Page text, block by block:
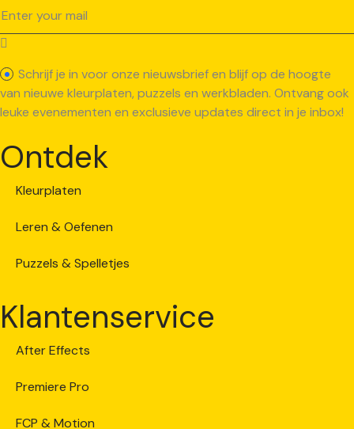
Schrijf je in voor onze nieuwsbrief en blijf op de hoogte
van nieuwe kleurplaten, puzzels en werkbladen. Ontvang ook
leuke evenementen en exclusieve updates direct in je inbox!
Ontdek
Kleurplaten
Leren & Oefenen
Puzzels & Spelletjes
Klantenservice
After Effects
Premiere Pro
FCP & Motion